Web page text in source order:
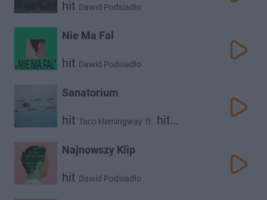
hit Dawid Podsiadło
Nie Ma Fal
hit Dawid Podsiadło
Sanatorium
hit Taco Hemingway ft. hit
Najnowszy Klip
hit Dawid Podsiadło